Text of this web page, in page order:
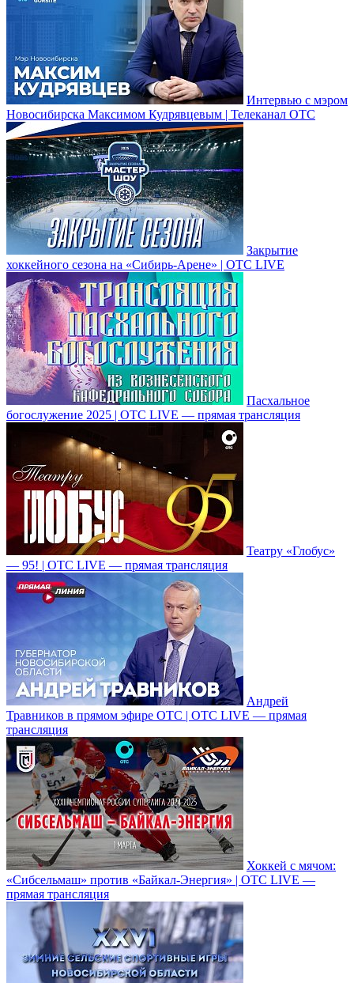
Интервью с мэром
Новосибирска Максимом Кудрявцевым | Телеканал ОТС
Закрытие
хоккейного сезона на «Сибирь-Арене» | ОТС LIVE
Пасхальное
богослужение 2025 | ОТС LIVE — прямая трансляция
Театру «Глобус»
— 95! | ОТС LIVE — прямая трансляция
Андрей
Травников в прямом эфире ОТС | ОТС LIVE — прямая
трансляция
Хоккей с мячом:
«Сибсельмаш» против «Байкал-Энергия» | ОТС LIVE —
прямая трансляция